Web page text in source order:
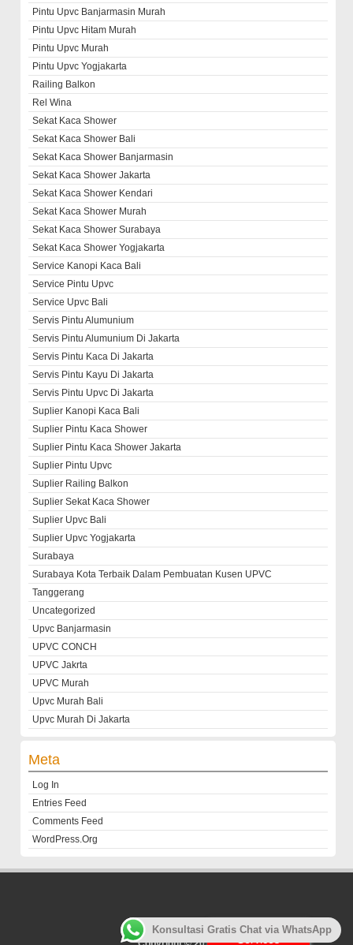
Pintu Upvc Banjarmasin Murah
Pintu Upvc Hitam Murah
Pintu Upvc Murah
Pintu Upvc Yogjakarta
Railing Balkon
Rel Wina
Sekat Kaca Shower
Sekat Kaca Shower Bali
Sekat Kaca Shower Banjarmasin
Sekat Kaca Shower Jakarta
Sekat Kaca Shower Kendari
Sekat Kaca Shower Murah
Sekat Kaca Shower Surabaya
Sekat Kaca Shower Yogjakarta
Service Kanopi Kaca Bali
Service Pintu Upvc
Service Upvc Bali
Servis Pintu Alumunium
Servis Pintu Alumunium Di Jakarta
Servis Pintu Kaca Di Jakarta
Servis Pintu Kayu Di Jakarta
Servis Pintu Upvc Di Jakarta
Suplier Kanopi Kaca Bali
Suplier Pintu Kaca Shower
Suplier Pintu Kaca Shower Jakarta
Suplier Pintu Upvc
Suplier Railing Balkon
Suplier Sekat Kaca Shower
Suplier Upvc Bali
Suplier Upvc Yogjakarta
Surabaya
Surabaya Kota Terbaik Dalam Pembuatan Kusen UPVC
Tanggerang
Uncategorized
Upvc Banjarmasin
UPVC CONCH
UPVC Jakrta
UPVC Murah
Upvc Murah Bali
Upvc Murah Di Jakarta
Meta
Log In
Entries Feed
Comments Feed
WordPress.org
Konsultasi Gratis Chat via WhatsApp
Customer